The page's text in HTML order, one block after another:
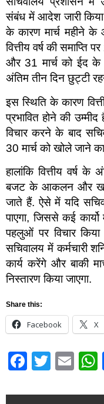
संबंध में आदेश जारी किया
के कारण मार्च महीने के
वित्तीय वर्ष की समाप्ति
और 31 मार्च को ईद के
अंतिम तीन दिन छुट्टी
इस स्थिति के कारण
प्रभावित होने की
विचार करने के बाद
30 मार्च को खोले जाने
हालांकि वित्तीय वर्ष
बजट के आकलन और खर्च
जाते हैं. ऐसे में यदि
पाएगा, जिससे कई
पहलुओं पर विचार
सचिवालय में कर्मचारी
कार्य करेंगे और बाकी
निस्तारण किया जाएगा.
Share this:
Facebook X